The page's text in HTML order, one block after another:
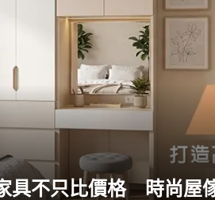
具不只比價格 時尚屋